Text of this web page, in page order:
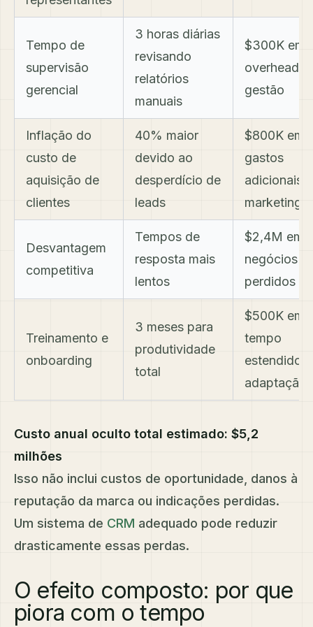
Tempo de
supervisão
gerencial
3 horas diárias
revisando
relatórios
manuais
$300K em
overhead
gestão
Inflação do
custo de
aquisição de
clientes
40% maior
devido ao
desperdício de
leads
$800K em
gastos
adicionais
marketing
Desvantagem
competitiva
Tempos de
resposta mais
lentos
$2,4M em
negócios
perdidos
Treinamento e
onboarding
3 meses para
produtividade
total
$500K em
tempo
estendido
adaptação
Custo anual oculto total estimado: $5,2
milhões
Isso não inclui custos de oportunidade, danos à
reputação da marca ou indicações perdidas.
Um sistema de CRM adequado pode reduzir
drasticamente essas perdas.
O efeito composto: por que
piora com o tempo